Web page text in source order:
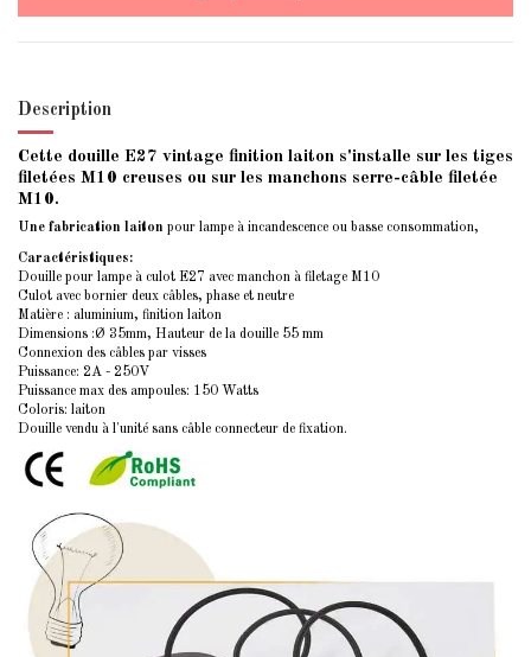
Description
Cette douille E27 vintage finition laiton s'installe sur les tiges
filetées M10 creuses ou sur les manchons serre-câble filetée
M10.
Une fabrication laiton pour lampe à incandescence ou basse consommation,
Caractéristiques:
Douille pour lampe à culot E27 avec manchon à filetage M10
Culot avec bornier deux câbles, phase et neutre
Matière : aluminium, finition laiton
Dimensions :Ø 35mm, Hauteur de la douille 55 mm
Connexion des câbles par visses
Puissance: 2A - 250V
Puissance max des ampoules: 150 Watts
Coloris: laiton
Douille vendu à l'unité sans câble connecteur de fixation.